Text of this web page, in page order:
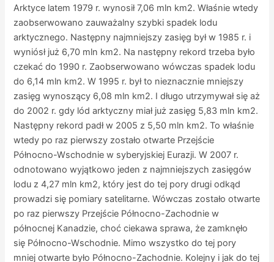
Arktyce latem 1979 r. wynosił 7,06 mln km2. Właśnie wtedy
zaobserwowano zauważalny szybki spadek lodu
arktycznego. Następny najmniejszy zasięg był w 1985 r. i
wyniósł już 6,70 mln km2. Na następny rekord trzeba było
czekać do 1990 r. Zaobserwowano wówczas spadek lodu
do 6,14 mln km2. W 1995 r. był to nieznacznie mniejszy
zasięg wynoszący 6,08 mln km2. I długo utrzymywał się aż
do 2002 r. gdy lód arktyczny miał już zasięg 5,83 mln km2.
Następny rekord padł w 2005 z 5,50 mln km2. To właśnie
wtedy po raz pierwszy zostało otwarte Przejście
Północno-Wschodnie w syberyjskiej Eurazji. W 2007 r.
odnotowano wyjątkowo jeden z najmniejszych zasięgów
lodu z 4,27 mln km2, który jest do tej pory drugi odkąd
prowadzi się pomiary satelitarne. Wówczas zostało otwarte
po raz pierwszy Przejście Północno-Zachodnie w
północnej Kanadzie, choć ciekawa sprawa, że zamknęło
się Północno-Wschodnie. Mimo wszystko do tej pory
mniej otwarte było Północno-Zachodnie. Kolejny i jak do tej